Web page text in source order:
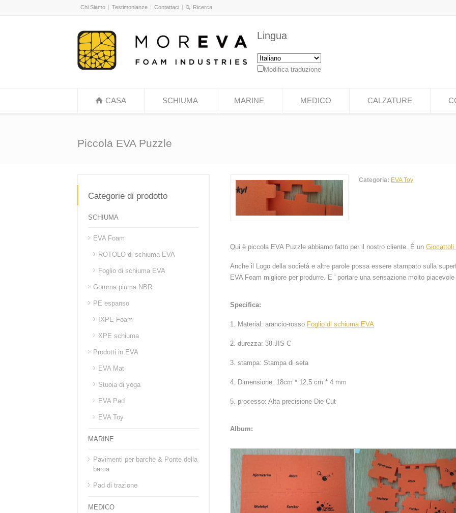
Chi Siamo Testimonianze Contattaci
Lingua
Modifica traduzione
CASA SCHIUMA MARINE MEDICO CALZATURE
Piccola EVA Puzzle
Categoria: EVA Toy
Qui è piccola EVA Puzzle abbiamo fatto per il nostro cliente. È un Giocattoli
Anche il Logo della società e altre parole possa essere stampato sulla
EVA Foam migliore per produrre. E ' portare una sensazione molto
Specifica:
1. Material: arancio-rosso Foglio di schiuma EVA
2. durezza: 38 JIS C
3. stampa: Stampa di seta
4. Dimensione: 18cm * 12,5 cm * 4 mm
5. processo: Alta precisione Die Cut
Album:
Categorie di prodotto
SCHIUMA
EVA Foam
ROTOLO di schiuma EVA
Foglio di schiuma EVA
Gomma piuma NBR
PE espanso
IXPE Foam
XPE schiuma
Prodotti in EVA
EVA Mat
Stuoia di yoga
EVA Pad
EVA Toy
MARINE
Pavimenti per barche & Ponte della
barca
Pad di trazione
MEDICO